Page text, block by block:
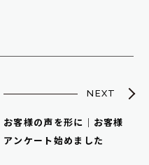
NEXT
お客様の声を形に｜お客様
アンケート始めました